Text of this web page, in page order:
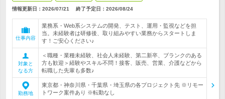
情報更新日：2026/07/21 終了予定日： 2026/08/24
仕事内容
業務系・Web系システムの開発、テスト、運用・監視などを担
当。未経験者は研修後、取り組みやすい業務からスタートしま
す！ご安心ください♪
対象と
なる方
＜職種・業種未経験、社会人未経験、第二新卒、ブランクのある
方も歓迎＞経験やスキル不問！接客、販売、営業、介護などから
転職した先輩も多数♪
勤務地
東京都・神奈川県・千葉県・埼玉県の各プロジェクト先 ※リモー
トワーク案件あり ※転勤なし